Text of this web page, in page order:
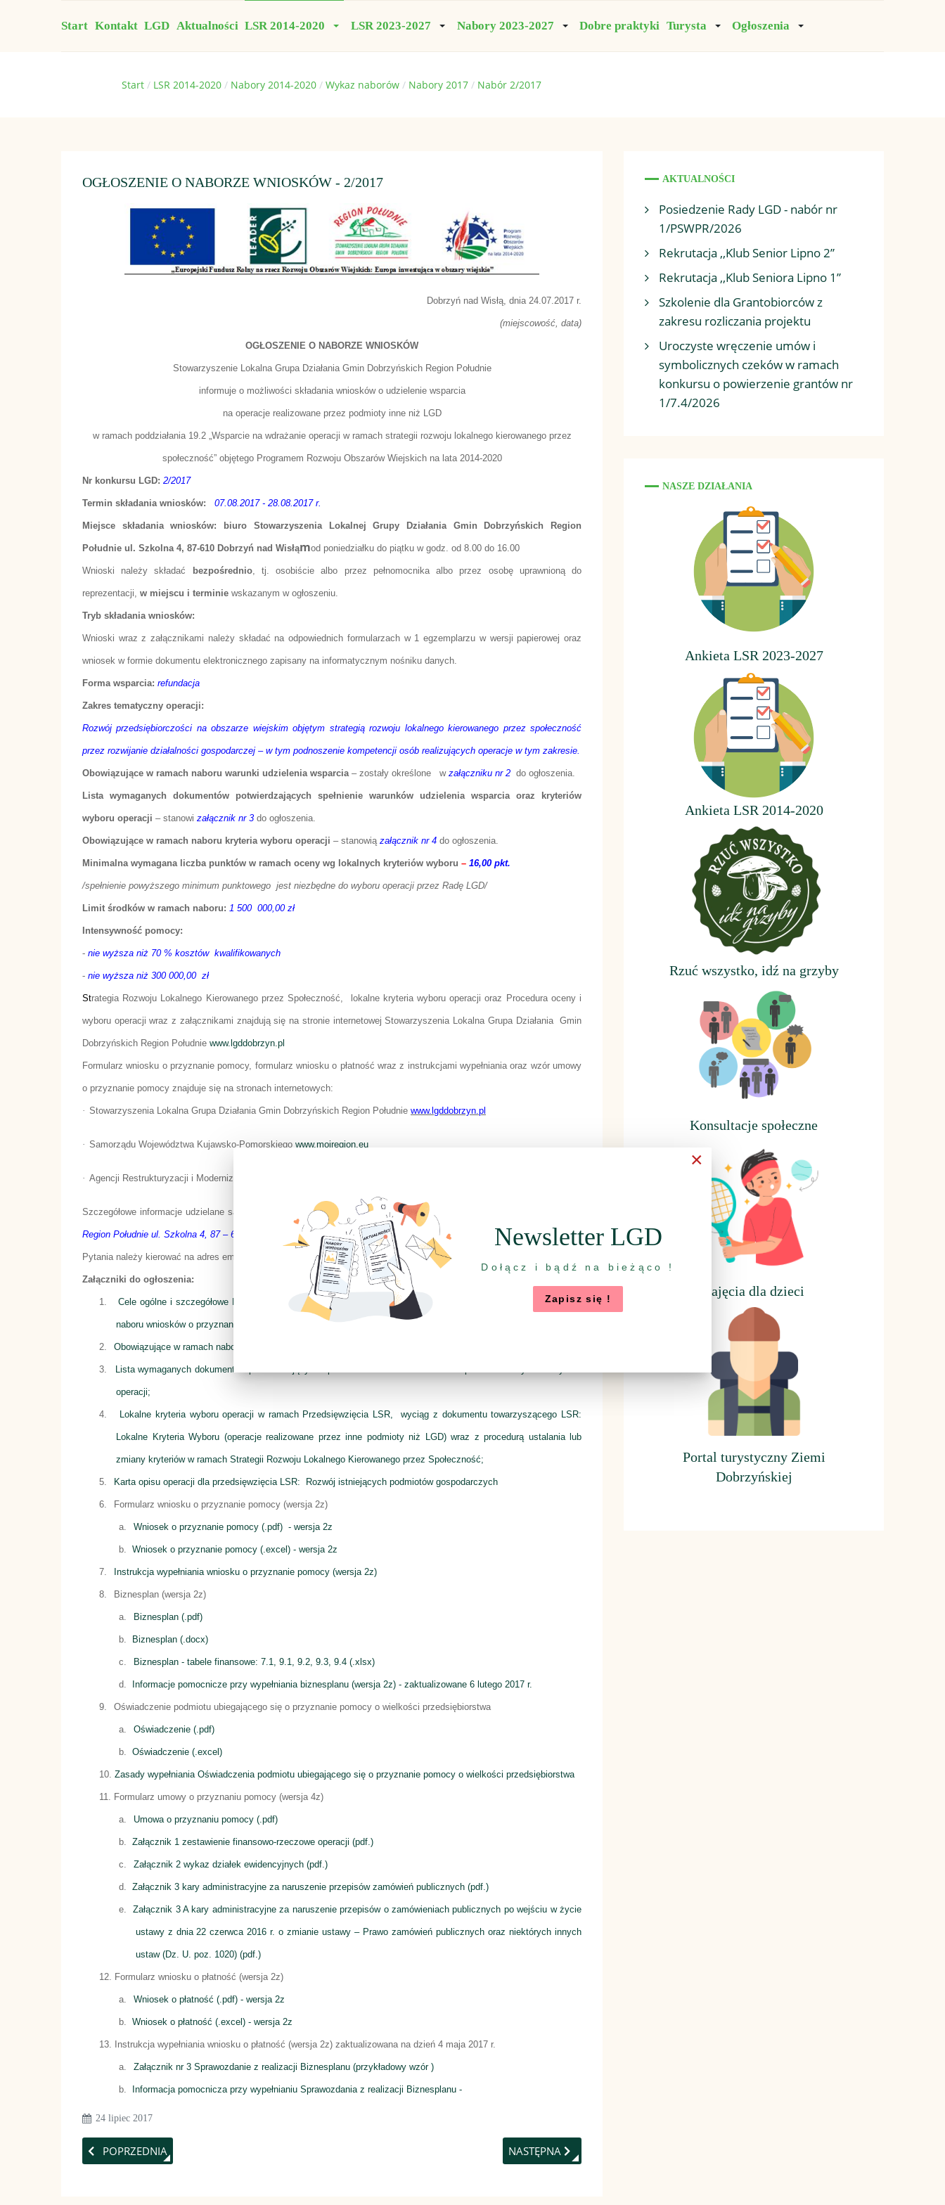
Start Kontakt LGD Aktualności LSR 2014-2020 LSR 2023-2027 Nabory 2023-2027 Dobre praktyki Turysta Ogłoszenia
Start LSR 2014-2020 Nabory 2014-2020 Wykaz naborów Nabory 2017 Nabór 2/2017
OGŁOSZENIE O NABORZE WNIOSKÓW - 2/2017
Dobrzyń nad Wisłą, dnia 24.07.2017 r.
(miejscowość, data)
OGŁOSZENIE O NABORZE WNIOSKÓW
Stowarzyszenie Lokalna Grupa Działania Gmin Dobrzyńskich Region Południe
informuje o możliwości składania wniosków o udzielenie wsparcia
na operacje realizowane przez podmioty inne niż LGD
w ramach poddziałania 19.2 „Wsparcie na wdrażanie operacji w ramach strategii rozwoju lokalnego kierowanego przez
społeczność” objętego Programem Rozwoju Obszarów Wiejskich na lata 2014-2020
Nr konkursu LGD: 2/2017
Termin składania wniosków: 07.08.2017 - 28.08.2017 r.
Miejsce składania wniosków: biuro Stowarzyszenia Lokalnej Grupy Działania Gmin Dobrzyńskich Region
Południe ul. Szkolna 4, 87-610 Dobrzyń nad Wisłąmod poniedziałku do piątku w godz. od 8.00 do 16.00
Wnioski należy składać bezpośrednio, tj. osobiście albo przez pełnomocnika albo przez osobę uprawnioną do
reprezentacji, w miejscu i terminie wskazanym w ogłoszeniu.
Tryb składania wniosków:
Wnioski wraz z załącznikami należy składać na odpowiednich formularzach w 1 egzemplarzu w wersji papierowej oraz
wniosek w formie dokumentu elektronicznego zapisany na informatycznym nośniku danych.
Forma wsparcia: refundacja
Zakres tematyczny operacji:
Rozwój przedsiębiorczości na obszarze wiejskim objętym strategią rozwoju lokalnego kierowanego przez społeczność
przez rozwijanie działalności gospodarczej – w tym podnoszenie kompetencji osób realizujących operacje w tym zakresie.
Obowiązujące w ramach naboru warunki udzielenia wsparcia – zostały określone w załączniku nr 2 do ogłoszenia.
Lista wymaganych dokumentów potwierdzających spełnienie warunków udzielenia wsparcia oraz kryteriów
wyboru operacji – stanowi załącznik nr 3 do ogłoszenia.
Obowiązujące w ramach naboru kryteria wyboru operacji – stanowią załącznik nr 4 do ogłoszenia.
Minimalna wymagana liczba punktów w ramach oceny wg lokalnych kryteriów wyboru – 16,00 pkt.
/spełnienie powyższego minimum punktowego jest niezbędne do wyboru operacji przez Radę LGD/
Limit środków w ramach naboru: 1 500 000,00 zł
Intensywność pomocy:
- nie wyższa niż 70 % kosztów kwalifikowanych
- nie wyższa niż 300 000,00 zł
Strategia Rozwoju Lokalnego Kierowanego przez Społeczność, lokalne kryteria wyboru operacji oraz Procedura oceny i
wyboru operacji wraz z załącznikami znajdują się na stronie internetowej Stowarzyszenia Lokalna Grupa Działania Gmin
Dobrzyńskich Region Południe www.lgddobrzyn.pl
Formularz wniosku o przyznanie pomocy, formularz wniosku o płatność wraz z instrukcjami wypełniania oraz wzór umowy
o przyznanie pomocy znajduje się na stronach internetowych:
· Stowarzyszenia Lokalna Grupa Działania Gmin Dobrzyńskich Region Południe www.lgddobrzyn.pl
· Samorządu Województwa Kujawsko-Pomorskiego www.mojregion.eu
· Agencji Restrukturyzacji i Modernizacji Rolnictwa
Szczegółowe informacje udzielane są dodatkowo w Biurze Stowarzyszenia Lokalna Grupa Działania Gmin Dobrzyńskich
Region Południe ul. Szkolna 4, 87 – 610 Dobrzyń nad Wisłą
Pytania należy kierować na adres email: lgddobrzyn@interia.pllub telefonicznie: 54 253 05 38
Załączniki do ogłoszenia:
1. Cele ogólne i szczegółowe LSR, przedsięwzięcia wraz ze wskazaniem planowanych do osiągnięcia w ramach
naboru wniosków o przyznanie pomocy wskaźników;
2. Obowiązujące w ramach naboru warunki udzielenia wsparcia;
3. Lista wymaganych dokumentów potwierdzających spełnienie warunków udzielenia wsparcia oraz kryteriów wyboru
operacji;
4. Lokalne kryteria wyboru operacji w ramach Przedsięwzięcia LSR, wyciąg z dokumentu towarzyszącego LSR:
Lokalne Kryteria Wyboru (operacje realizowane przez inne podmioty niż LGD) wraz z procedurą ustalania lub
zmiany kryteriów w ramach Strategii Rozwoju Lokalnego Kierowanego przez Społeczność;
5. Karta opisu operacji dla przedsięwzięcia LSR: Rozwój istniejących podmiotów gospodarczych
6. Formularz wniosku o przyznanie pomocy (wersja 2z)
a. Wniosek o przyznanie pomocy (.pdf) - wersja 2z
b. Wniosek o przyznanie pomocy (.excel) - wersja 2z
7. Instrukcja wypełniania wniosku o przyznanie pomocy (wersja 2z)
8. Biznesplan (wersja 2z)
a. Biznesplan (.pdf)
b. Biznesplan (.docx)
c. Biznesplan - tabele finansowe: 7.1, 9.1, 9.2, 9.3, 9.4 (.xlsx)
d. Informacje pomocnicze przy wypełniania biznesplanu (wersja 2z) - zaktualizowane 6 lutego 2017 r.
9. Oświadczenie podmiotu ubiegającego się o przyznanie pomocy o wielkości przedsiębiorstwa
a. Oświadczenie (.pdf)
b. Oświadczenie (.excel)
10. Zasady wypełniania Oświadczenia podmiotu ubiegającego się o przyznanie pomocy o wielkości przedsiębiorstwa
11. Formularz umowy o przyznaniu pomocy (wersja 4z)
a. Umowa o przyznaniu pomocy (.pdf)
b. Załącznik 1 zestawienie finansowo-rzeczowe operacji (pdf.)
c. Załącznik 2 wykaz działek ewidencyjnych (pdf.)
d. Załącznik 3 kary administracyjne za naruszenie przepisów zamówień publicznych (pdf.)
e. Załącznik 3 A kary administracyjne za naruszenie przepisów o zamówieniach publicznych po wejściu w życie
ustawy z dnia 22 czerwca 2016 r. o zmianie ustawy – Prawo zamówień publicznych oraz niektórych innych
ustaw (Dz. U. poz. 1020) (pdf.)
12. Formularz wniosku o płatność (wersja 2z)
a. Wniosek o płatność (.pdf) - wersja 2z
b. Wniosek o płatność (.excel) - wersja 2z
13. Instrukcja wypełniania wniosku o płatność (wersja 2z) zaktualizowana na dzień 4 maja 2017 r.
a. Załącznik nr 3 Sprawozdanie z realizacji Biznesplanu (przykładowy wzór )
b. Informacja pomocnicza przy wypełnianiu Sprawozdania z realizacji Biznesplanu -
24 lipiec 2017
POPRZEDNIA STRONA: OGŁOSZENIE O NABORZE WNIOSKÓW 3/2017
POPRZEDNIA NASTĘPNA STRONA: OGŁOSZENIE O NABORZE WNIOSKÓW 1/2017
NASTĘPNA
AKTUALNOŚCI
Posiedzenie Rady LGD - nabór nr
1/PSWPR/2026
Rekrutacja ,,Klub Senior Lipno 2”
Rekrutacja ,,Klub Seniora Lipno 1”
Szkolenie dla Grantobiorców z
zakresu rozliczania projektu
Uroczyste wręczenie umów i
symbolicznych czeków w ramach
konkursu o powierzenie grantów nr
1/7.4/2026
NASZE DZIAŁANIA
Ankieta LSR 2023-2027
Ankieta LSR 2014-2020
Rzuć wszystko, idź na grzyby
Konsultacje społeczne
ajęcia dla dzieci
Portal turystyczny Ziemi
Dobrzyńskiej
×
Newsletter LGD
Dołącz i bądź na bieżąco !
Zapisz się !